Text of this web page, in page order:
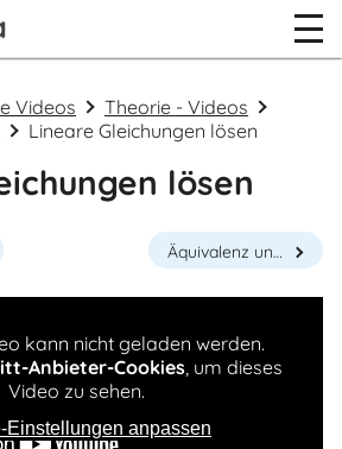
Videos
Theorie - Videos
Lineare Gleichungen lösen
lösen
Äquivalenz und Äquivalenzumformungen
kann nicht geladen werden.
Anbieter-Cookies, um dieses
Video zu sehen.
Einstellungen anpassen